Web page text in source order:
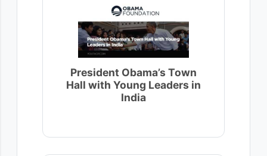
President Obama’s Town
Hall with Young Leaders in
India